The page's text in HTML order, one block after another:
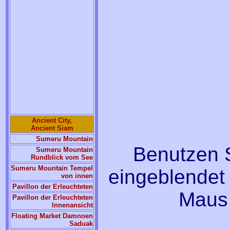
Ancient City,
Ancient Siam
Sumeru Mountain
Sumeru Mountain
Rundblick vom See
Sumeru Mountain Tempel
von innen
Pavillon der Erleuchteten
Pavillon der Erleuchteten
Innenansicht
Floating Market Damnoen
Saduak
Benutzen